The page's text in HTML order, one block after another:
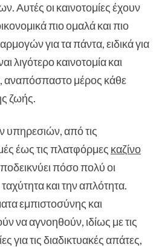
Αυτές οι καινοτομίες έχουν
πιο ομαλά και πιο
για τα πάντα, ειδικά για
λιγότερο καινοτομία και
αναπόσπαστο μέρος κάθε
ζωής.
από τις
έως τις πλατφόρμες καζίνο
πόσο πολύ οι
και την απλότητα.
εμπιστοσύνης και
να αγνοηθούν, ιδίως με τις
για τις διαδικτυακές απάτες,